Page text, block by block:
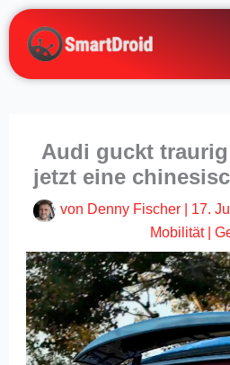
Zum
Inhalt
springen
Audi guckt
jetzt eine
von Denny Fischer 17.
Mobilität|